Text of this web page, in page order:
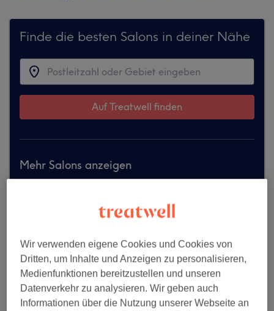
Finde die besten Salons in deiner Nähe
Auf Treatwell finden
Mehr Salons anzeigen
Wir verwenden eigene Cookies und Cookies von
Dritten, um Inhalte und Anzeigen zu personalisieren,
Medienfunktionen bereitzustellen und unseren
Datenverkehr zu analysieren. Wir geben auch
Informationen über die Nutzung unserer Webseite an